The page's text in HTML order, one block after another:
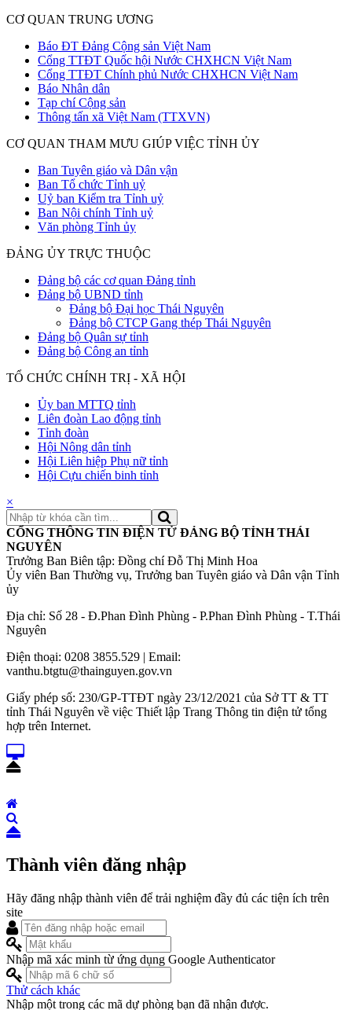
CƠ QUAN TRUNG ƯƠNG
Báo ĐT Đảng Cộng sản Việt Nam
Cổng TTĐT Quốc hội Nước CHXHCN Việt Nam
Cổng TTĐT Chính phủ Nước CHXHCN Việt Nam
Báo Nhân dân
Tạp chí Cộng sản
Thông tấn xã Việt Nam (TTXVN)
CƠ QUAN THAM MƯU GIÚP VIỆC TỈNH ỦY
Ban Tuyên giáo và Dân vận
Ban Tổ chức Tỉnh uỷ
Uỷ ban Kiểm tra Tỉnh uỷ
Ban Nội chính Tỉnh uỷ
Văn phòng Tỉnh ủy
ĐẢNG ỦY TRỰC THUỘC
Đảng bộ các cơ quan Đảng tỉnh
Đảng bộ UBND tỉnh
Đảng bộ Đại học Thái Nguyên
Đảng bộ CTCP Gang thép Thái Nguyên
Đảng bộ Quân sự tỉnh
Đảng bộ Công an tỉnh
TỔ CHỨC CHÍNH TRỊ - XÃ HỘI
Ủy ban MTTQ tỉnh
Liên đoàn Lao động tỉnh
Tỉnh đoàn
Hội Nông dân tỉnh
Hội Liên hiệp Phụ nữ tỉnh
Hội Cựu chiến binh tỉnh
×
CỔNG THÔNG TIN ĐIỆN TỬ ĐẢNG BỘ TỈNH THÁI
NGUYÊN
Trưởng Ban Biên tập: Đồng chí Đỗ Thị Minh Hoa
Ủy viên Ban Thường vụ, Trưởng ban Tuyên giáo và Dân vận Tỉnh
ủy
Địa chỉ: Số 28 - Đ.Phan Đình Phùng - P.Phan Đình Phùng - T.Thái
Nguyên
Điện thoại: 0208 3855.529 | Email:
vanthu.btgtu@thainguyen.gov.vn
Giấy phép số: 230/GP-TTĐT ngày 23/12/2021 của Sở TT & TT
tỉnh Thái Nguyên về việc Thiết lập Trang Thông tin điện tử tổng
hợp trên Internet.
Thành viên đăng nhập
Hãy đăng nhập thành viên để trải nghiệm đầy đủ các tiện ích trên
site
Nhập mã xác minh từ ứng dụng Google Authenticator
Thử cách khác
Nhập một trong các mã dự phòng bạn đã nhận được.